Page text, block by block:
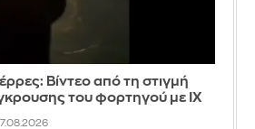
Βίντεο από τη στιγμή
του φορτηγού με ΙΧ